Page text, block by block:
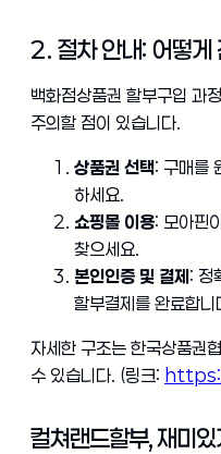
2. 절차 안내: 어떻게
백화점상품권 할부구입 과
주의할 점이 있습니다.
상품권 선택: 구매를
하세요.
쇼핑몰 이용: 모아핀
찾으세요.
본인인증 및 결제: 정
할부결제를 완료합니
자세한 구조는 한국상품권
수 있습니다. (링크:
컬쳐랜드할부, 재미